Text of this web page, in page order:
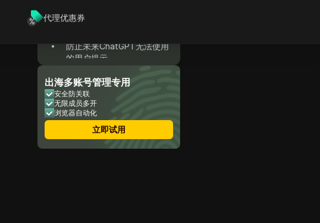
代理优惠券ChatGPT无法使用的有效故
防止未来ChatGPT无法使用
的用户提示
账户共享安全
使用DICloak安全共享
ChatGPT账户的分步指南
DICloak高级控制功能保护共
享ChatGPT账户
关于 ChatGPT 无法使用的
出海多账号管理专用
安全防关联
无限成员多开
浏览器自动化
立即试用